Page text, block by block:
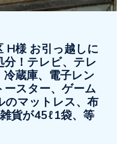
H様 お引っ越しに
分！テレビ、テレ
冷蔵庫、電子レン
ースター、ゲーム
のマットレス、布
貨が45ℓ1袋、等